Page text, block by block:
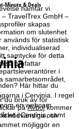
hämtar vi
TravelTrex GmbH –
skapas
om slutenhet
används för statistisk
individualiserad
samtycke för detta
omfattar
i
samarbetsområdet,
du bruk av för
påAvböjkommer
nödvändiga och
Minute & Deals
Här hittar du
i Cervinia. I regel
en webcam.
i Cervinia, samt
möjliggör en